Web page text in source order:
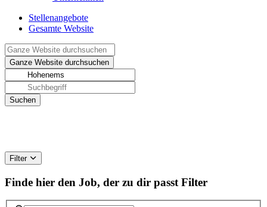
Stellenangebote
Gesamte Website
Filter
Finde hier den Job, der zu dir passt Filter